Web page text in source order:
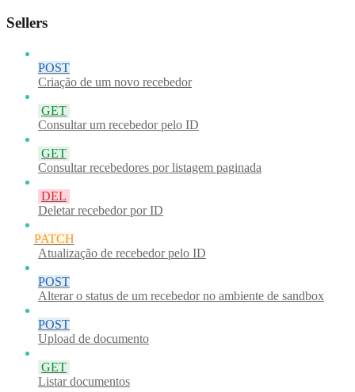
Sellers
POST
Criação de um novo recebedor
GET
Consultar um recebedor pelo ID
GET
Consultar recebedores por listagem paginada
DEL
Deletar recebedor por ID
PATCH
Atualização de recebedor pelo ID
POST
Alterar o status de um recebedor no ambiente de sandbox
POST
Upload de documento
GET
Listar documentos